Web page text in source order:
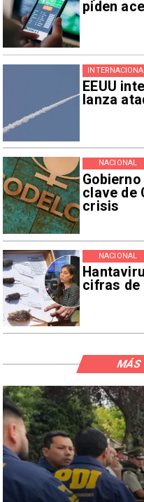
piden
EEUU
lanza
clave de
crisis
NACIONAL
cifras de
NACIONAL
MÁS